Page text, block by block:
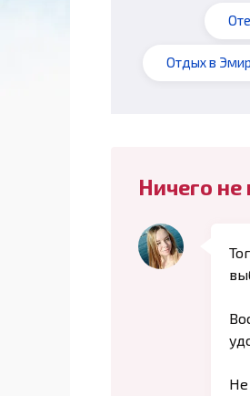
Отдых в
Ничего не
Не